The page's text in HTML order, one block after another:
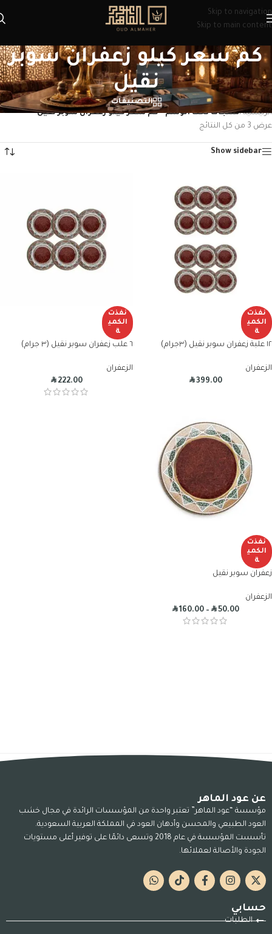
Skip to navigation
Skip to main content
كم سعر كيلو زعفران سوبر
نقيل
التصنيفات
الرئيسية/منتجات تحت الوسم “كم سعر كيلو زعفران سوبر نقيل”
عرض ⁦3⁩ من كل النتائج
Show sidebar
نفذت
الكمي
ة
١٢ علبة زعفران سوبر نقيل (٣جرام)
الزعفران
R399.00
نفذت
الكمي
ة
٦ علب زعفران سوبر نقيل (٣ جرام)
الزعفران
R222.00
نفذت
الكمي
ة
زعفران سوبر نقيل
الزعفران
R50.00
–
R160.00
عن عود الماهر
مؤسسة “عود الماهر” تعتبر واحدة من المؤسسات الرائدة في مجال خشب
العود الطبيعي والمحسن وأدهان العود في المملكة العربية السعودية.
تأسست المؤسسة في عام 2018 وتسعى دائمًا على توفير أعلى مستويات
الجودة والأصالة لعملائها.
حسابي
الطلبات